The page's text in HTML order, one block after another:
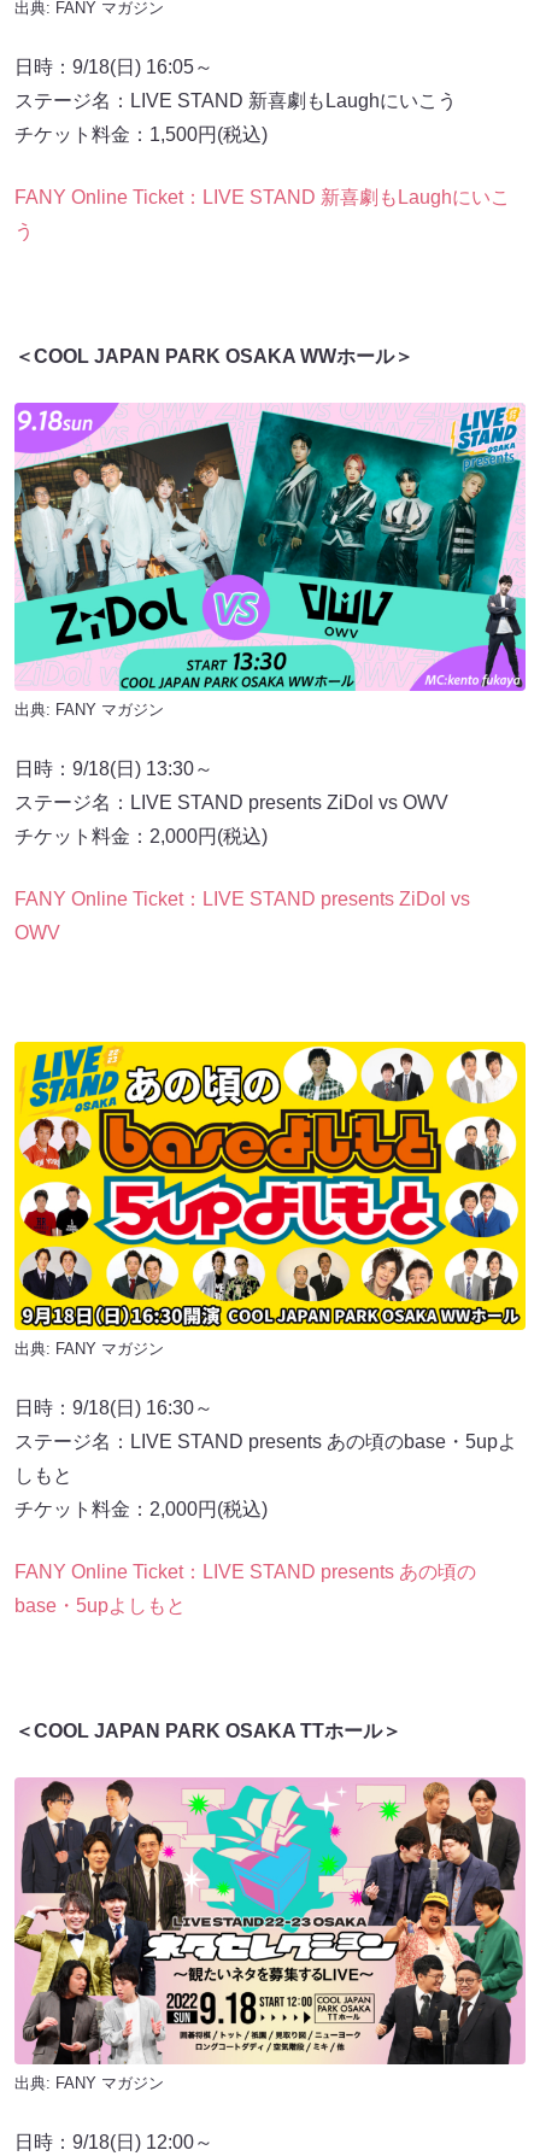
出典: FANY マガジン
日時：9/18(日) 16:05～
ステージ名：LIVE STAND 新喜劇もLaughにいこう
チケット料金：1,500円(税込)
FANY Online Ticket：LIVE STAND 新喜劇もLaughにいこ
う
＜COOL JAPAN PARK OSAKA WWホール＞
出典: FANY マガジン
日時：9/18(日) 13:30～
ステージ名：LIVE STAND presents ZiDol vs OWV
チケット料金：2,000円(税込)
FANY Online Ticket：LIVE STAND presents ZiDol vs
OWV
出典: FANY マガジン
日時：9/18(日) 16:30～
ステージ名：LIVE STAND presents あの頃のbase・5upよ
しもと
チケット料金：2,000円(税込)
FANY Online Ticket：LIVE STAND presents あの頃の
base・5upよしもと
＜COOL JAPAN PARK OSAKA TTホール＞
出典: FANY マガジン
日時：9/18(日) 12:00～